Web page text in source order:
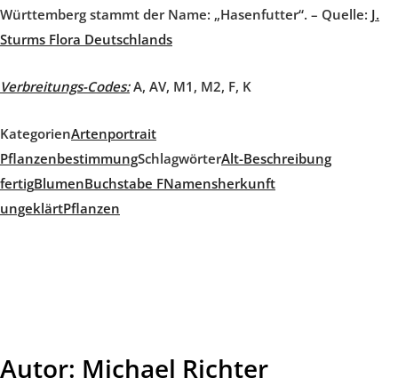
Württemberg stammt der Name: „Hasenfutter“. – Quelle: J.
Sturms Flora Deutschlands
Verbreitungs-Codes: A, AV, M1, M2, F, K
KategorienArtenportrait
PflanzenbestimmungSchlagwörterAlt-Beschreibung
fertigBlumenBuchstabe FNamensherkunft
ungeklärtPflanzen
Autor: Michael Richter